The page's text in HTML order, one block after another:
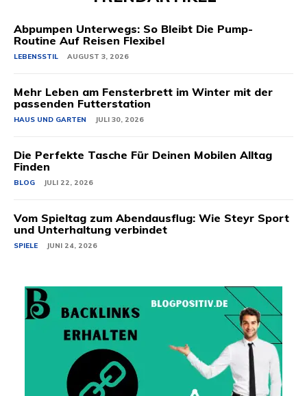
Abpumpen Unterwegs: So Bleibt Die Pump-
Routine Auf Reisen Flexibel
LEBENSSTIL AUGUST 3, 2026
Mehr Leben am Fensterbrett im Winter mit der
passenden Futterstation
HAUS UND GARTEN JULI 30, 2026
Die Perfekte Tasche Für Deinen Mobilen Alltag
Finden
BLOG JULI 22, 2026
Vom Spieltag zum Abendausflug: Wie Steyr Sport
und Unterhaltung verbindet
SPIELE JUNI 24, 2026